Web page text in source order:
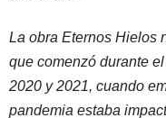
La obra Eternos Hielos
que comenzó durante
2020 y 2021, cuando
pandemia estaba